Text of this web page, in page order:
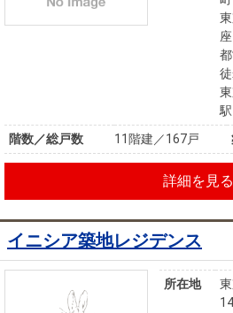
階数／総戸数
11階建／167戸
詳細を見る
イニシア築地レジデンス
所在地